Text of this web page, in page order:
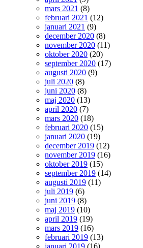
mars 2021 (8)
februari 2021 (12)
januari 2021 (9)
december 2020 (8)
november 2020 (11)
oktober 2020 (20)
september 2020 (17)
augusti 2020 (9)
juli 2020 (8)
juni 2020 (8)
maj 2020 (13)
april 2020 (7)
mars 2020 (18)
februari 2020 (15)
januari 2020 (19)
december 2019 (12)
november 2019 (16)
oktober 2019 (15)
september 2019 (14)
augusti 2019 (11)
juli 2019 (6)
juni 2019 (8)
maj 2019 (10)
april 2019 (19)
mars 2019 (16)
februari 2019 (13)
januari 2019 (16)